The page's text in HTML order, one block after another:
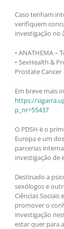
Caso tenham
verifiquem
investigação no
• ANATHEMA –
• SexHealth &
Prostate Cancer
Em breve mais
https://
p_nr=55437
O PDSH é o
Europa e um
parcerias
investigação de
Destinado a
sexólogos e
Ciências
promover o
investigação
estar quer para